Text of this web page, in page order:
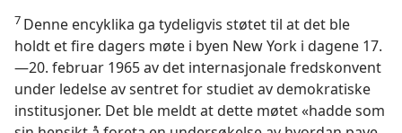
7 Denne encyklika ga tydeligvis støtet til at det ble
holdt et fire dagers møte i byen New York i dagene 17.
—20. februar 1965 av det internasjonale fredskonvent
under ledelse av sentret for studiet av demokratiske
institusjoner. Det ble meldt at dette møtet «hadde som